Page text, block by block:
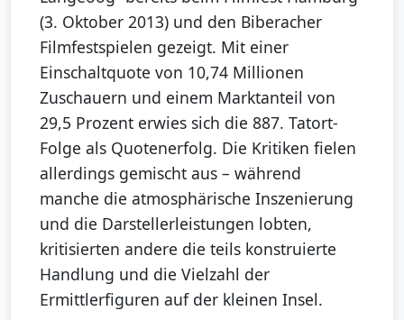
(3. Oktober 2013) und den Biberacher
Filmfestspielen gezeigt. Mit einer
Einschaltquote von 10,74 Millionen
Zuschauern und einem Marktanteil von
29,5 Prozent erwies sich die 887. Tatort-
Folge als Quotenerfolg. Die Kritiken fielen
allerdings gemischt aus – während
manche die atmosphärische Inszenierung
und die Darstellerleistungen lobten,
kritisierten andere die teils konstruierte
Handlung und die Vielzahl der
Ermittlerfiguren auf der kleinen Insel.